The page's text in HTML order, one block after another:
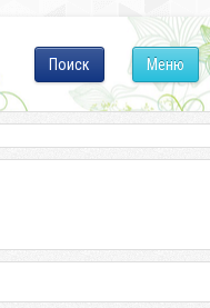
Меню
Поиск